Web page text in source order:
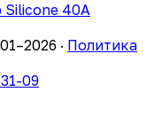
Silicone 40A
· Политика
09